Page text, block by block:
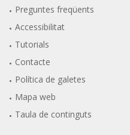
Preguntes freqüents
Accessibilitat
Tutorials
Contacte
Política de galetes
Mapa web
Taula de continguts